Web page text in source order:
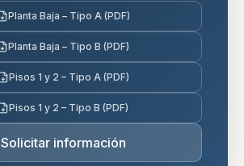
Planta Baja – Tipo A (PDF)
Planta Baja – Tipo B (PDF)
Pisos 1 y 2 – Tipo A (PDF)
Pisos 1 y 2 – Tipo B (PDF)
Solicitar información